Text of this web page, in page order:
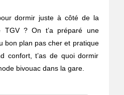
dormir juste à côté de la
TGV ? On t’a préparé une
bon plan pas cher et pratique
confort, t’as de quoi dormir
bivouac dans la gare.